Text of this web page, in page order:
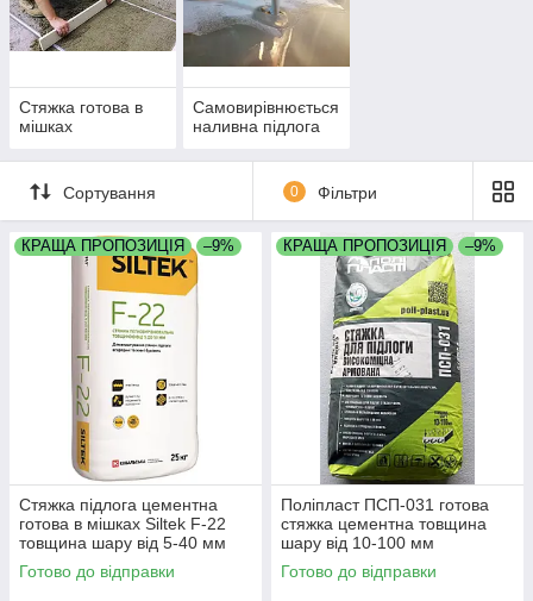
Стяжка готова в
мішках
Самовирівнюється
наливна підлога
Сортування 0 Фільтри
КРАЩА ПРОПОЗИЦІЯ –9%
Стяжка підлога цементна
готова в мішках Siltek F-22
товщина шару від 5-40 мм
мішок 25 кг
Готово до відправки
КРАЩА ПРОПОЗИЦІЯ –9%
Поліпласт ПСП-031 готова
стяжка цементна товщина
шару від 10-100 мм
Готово до відправки